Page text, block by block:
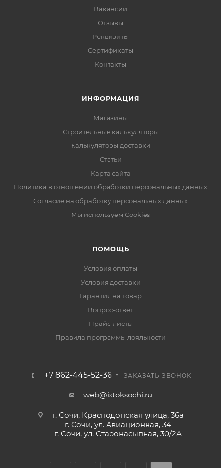
Вакансии
Отзывы
Реквизиты
Сертификаты
Контакты
ИНФОРМАЦИЯ
Магазины
Строительные калькуляторы
Калькуляторы доставки
Статьи
Карта сайта
Политика в отношении обработки персональных данных
Согласие на обработку персональных данных
Мы используем Cookies
ПОМОЩЬ
Условия оплаты
Условия доставки
Гарантия на товар
Вопрос-ответ
Прайс-листы
Правила программы лояльности
+7 862-445-52-36 ЗАКАЗАТЬ ЗВОНОК
web@istoksochi.ru
г. Сочи, Краснодонская улица, 36а
г. Сочи, ул. Авиационная, 34
г. Сочи, ул. Старонасыпная, 30/2А